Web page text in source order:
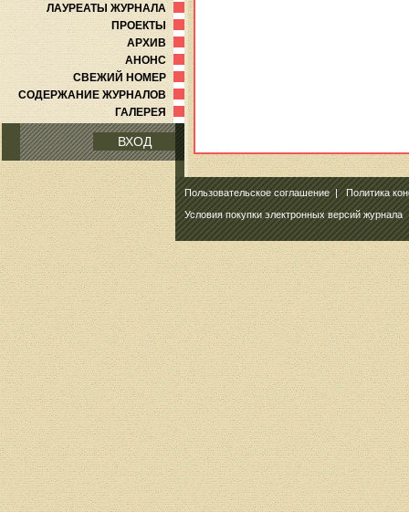
ЛАУРЕАТЫ ЖУРНАЛА
ПРОЕКТЫ
АРХИВ
АНОНС
СВЕЖИЙ НОМЕР
СОДЕРЖАНИЕ ЖУРНАЛОВ
ГАЛЕРЕЯ
ВХОД
Пользовательское соглашение|Политика
Условия покупки электронных версий журнала